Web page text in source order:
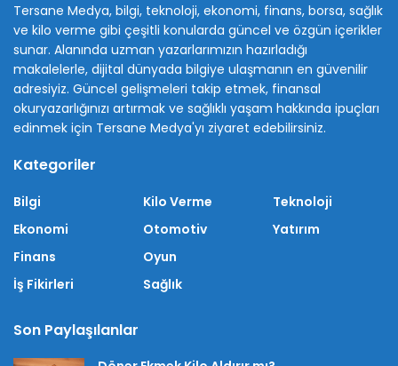
Tersane Medya, bilgi, teknoloji, ekonomi, finans, borsa, sağlık
ve kilo verme gibi çeşitli konularda güncel ve özgün içerikler
sunar. Alanında uzman yazarlarımızın hazırladığı
makalelerle, dijital dünyada bilgiye ulaşmanın en güvenilir
adresiyiz. Güncel gelişmeleri takip etmek, finansal
okuryazarlığınızı artırmak ve sağlıklı yaşam hakkında ipuçları
edinmek için Tersane Medya'yı ziyaret edebilirsiniz.
Kategoriler
Bilgi
Ekonomi
Finans
İş Fikirleri
Kilo Verme
Otomotiv
Oyun
Sağlık
Teknoloji
Yatırım
Son Paylaşılanlar